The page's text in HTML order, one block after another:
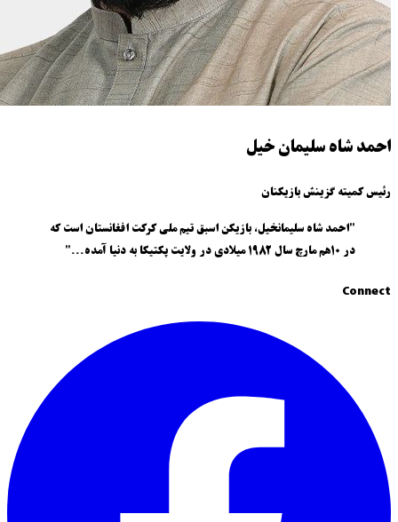
احمد شاه سلیمان خیل
رئیس کمیته گزینش بازیکنان
"احمد شاه سلیمانخیل، بازیکن اسبق تیم ملی کرکت افغانستان است که
در ۱۰هم مارچ سال ۱۹۸۲ میلادی در ولایت پکتیکا به دنیا آمده..."
Connect